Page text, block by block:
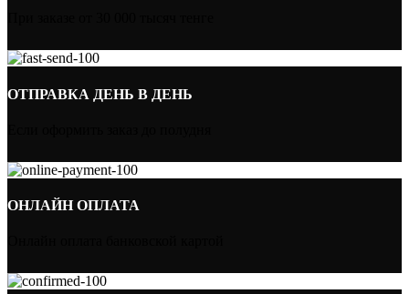
ОТПРАВКА ДЕНЬ В ДЕНЬ
ОНЛАЙН ОПЛАТА